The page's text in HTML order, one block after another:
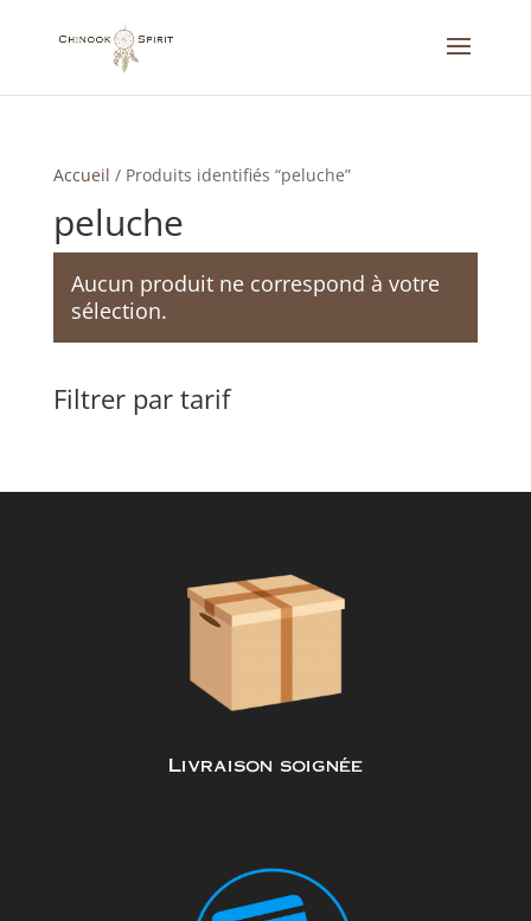
Accueil / Produits identifiés “peluche”
peluche
Aucun produit ne correspond à votre
sélection.
Filtrer par tarif
Livraison soignée